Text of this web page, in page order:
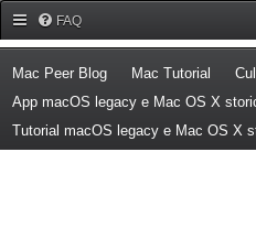
FAQ
Mac Peer Blog(Opens a new tab)
Mac Tutorial
App macOS legacy e Mac OS X
Tutorial macOS legacy e Mac OS X